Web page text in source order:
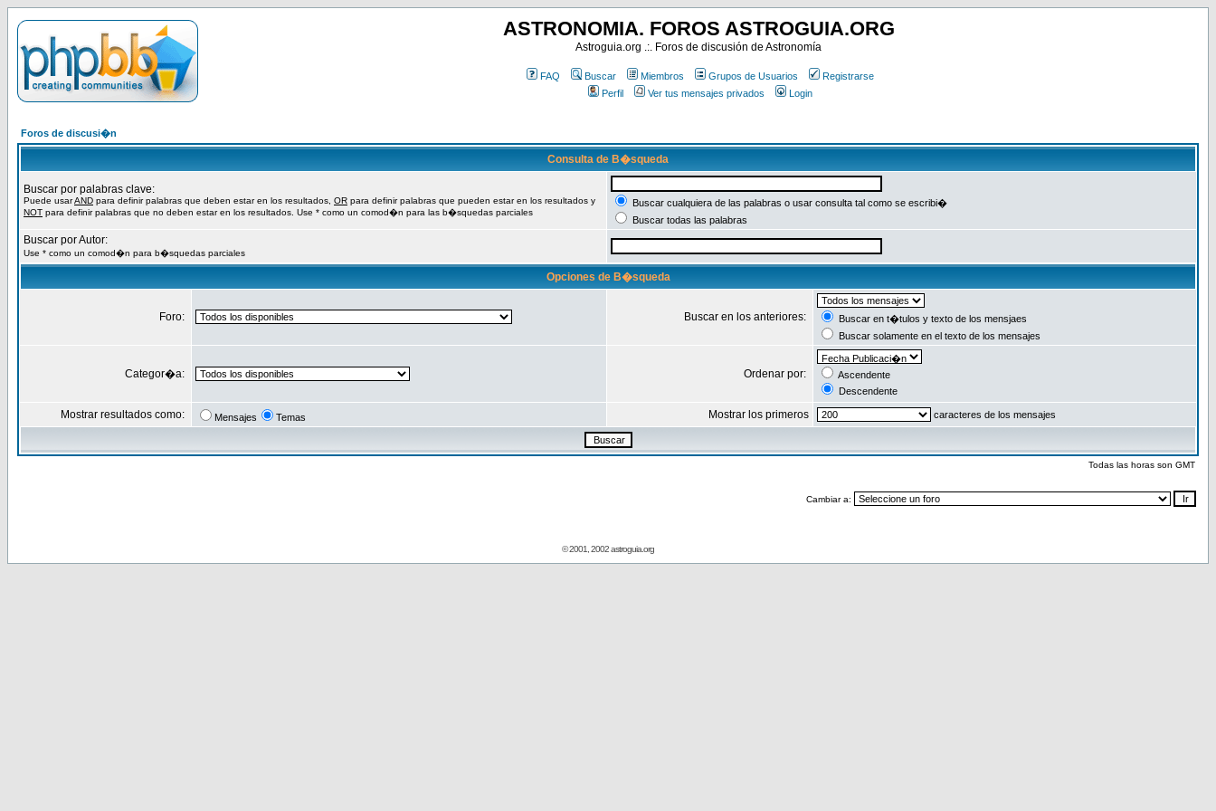
ASTRONOMIA. FOROS ASTROGUIA.ORG
Astroguia.org .:. Foros de discusión de Astronomía
FAQ Buscar Miembros Grupos de Usuarios
Registrarse
Perfil
Ver tus mensajes privados Login
Foros de discusi�n
Consulta de B�squeda
Buscar por palabras clave:
Puede usarAND para definir palabras que deben estar en los resultados, OR para definir palabras que pueden estar en los resultados y
NOT para definir palabras que no deben estar en los resultados. Use * como un comod�n para las b�squedas parciales
Buscar cualquiera de las palabras o usar consulta tal como se escribi�
Buscar todas las palabras
Buscar por Autor:
Use * como un comod�n para b�squedas parciales
Opciones de B�squeda
Foro: Buscar en los anteriores:
Buscar en t�tulos y texto de los mensjaes
Buscar solamente en el texto de los mensajes
Categor�a: Ordenar por:
Ascendente
Descendente
Mostrar resultados como: Mensajes Temas Mostrar los primeros caracteres de los mensajes
Todas las horas son GMT
Cambiar a:
© 2001, 2002 astroguia.org